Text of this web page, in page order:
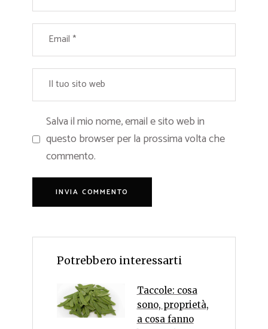
Salva il mio nome, email e sito web in
questo browser per la prossima volta che
commento.
Potrebbero interessarti
Taccole: cosa
sono, proprietà,
a cosa fanno